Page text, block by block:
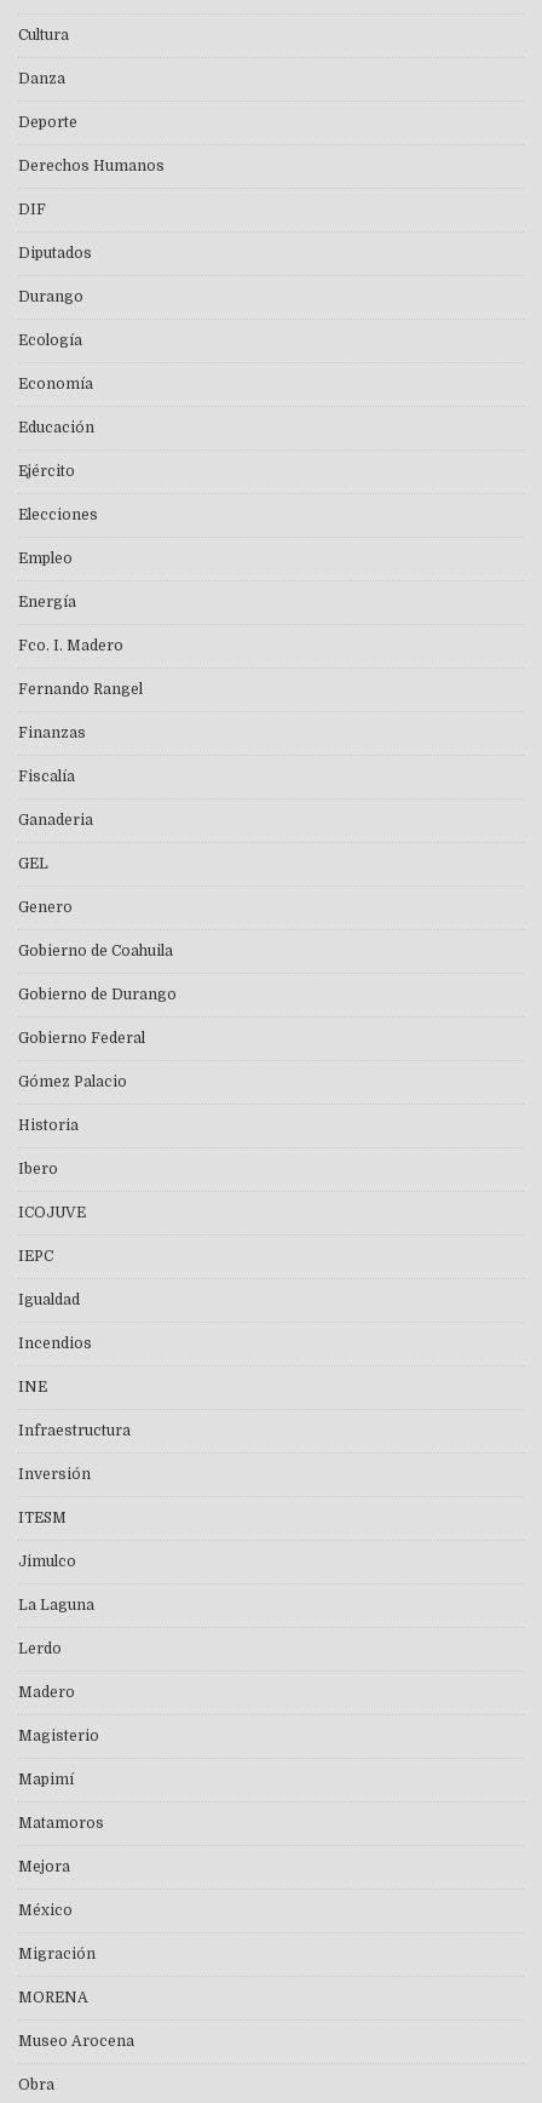
Cultura
Danza
Deporte
Derechos Humanos
DIF
Diputados
Durango
Ecología
Economía
Educación
Ejército
Elecciones
Empleo
Energía
Fco. I. Madero
Fernando Rangel
Finanzas
Fiscalía
Ganaderia
GEL
Genero
Gobierno de Coahuila
Gobierno de Durango
Gobierno Federal
Gómez Palacio
Historia
Ibero
ICOJUVE
IEPC
Igualdad
Incendios
INE
Infraestructura
Inversión
ITESM
Jimulco
La Laguna
Lerdo
Madero
Magisterio
Mapimí
Matamoros
Mejora
México
Migración
MORENA
Museo Arocena
Obra